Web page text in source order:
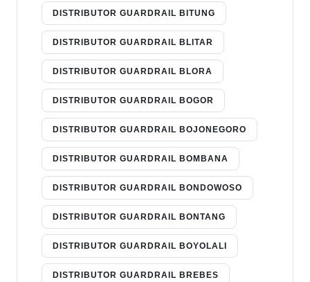
DISTRIBUTOR GUARDRAIL BITUNG
DISTRIBUTOR GUARDRAIL BLITAR
DISTRIBUTOR GUARDRAIL BLORA
DISTRIBUTOR GUARDRAIL BOGOR
DISTRIBUTOR GUARDRAIL BOJONEGORO
DISTRIBUTOR GUARDRAIL BOMBANA
DISTRIBUTOR GUARDRAIL BONDOWOSO
DISTRIBUTOR GUARDRAIL BONTANG
DISTRIBUTOR GUARDRAIL BOYOLALI
DISTRIBUTOR GUARDRAIL BREBES